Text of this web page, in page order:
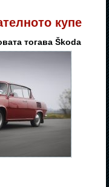
купе
тогава Škoda